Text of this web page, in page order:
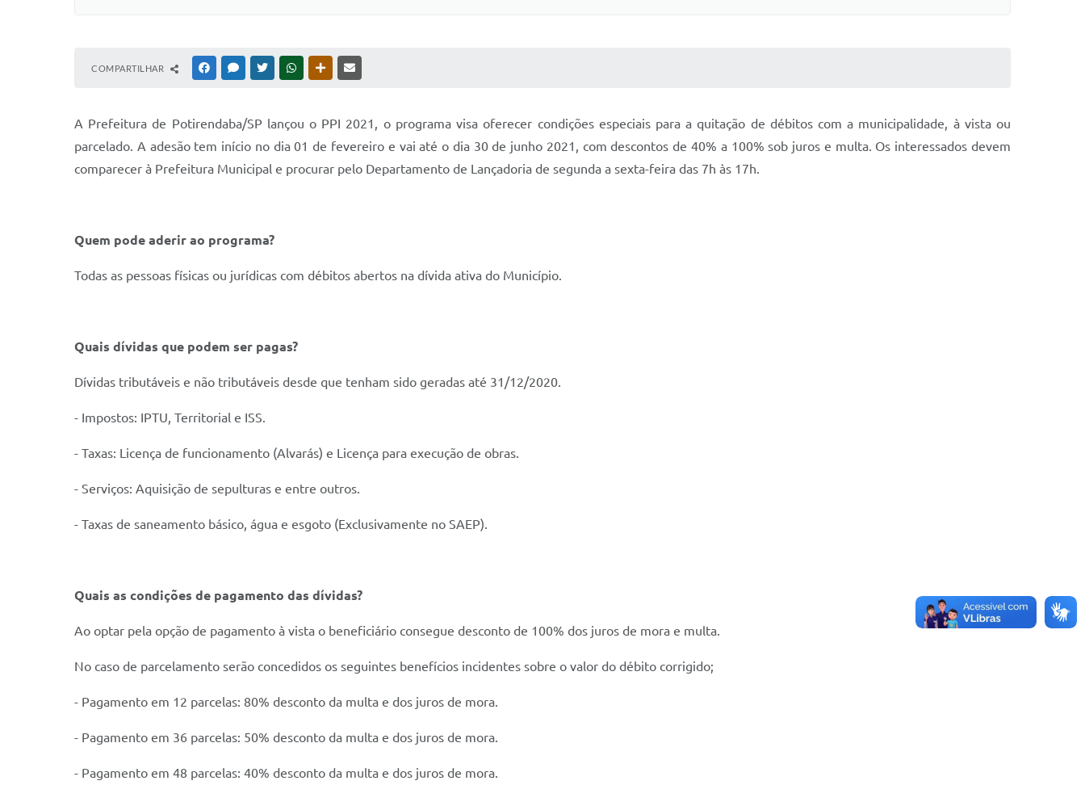
COMPARTILHAR FACEBOOKMESSENGER
TWITTERWHATSAPPOUTRAS MÍDIAS
A Prefeitura de Potirendaba/SP lançou o PPI 2021, o programa visa oferecer condições especiais para a quitação de débitos com a municipalidade, à vista ou
parcelado. A adesão tem início no dia 01 de fevereiro e vai até o dia 30 de junho 2021, com descontos de 40% a 100% sob juros e multa. Os interessados devem
comparecer à Prefeitura Municipal e procurar pelo Departamento de Lançadoria de segunda a sexta-feira das 7h às 17h.
Quem pode aderir ao programa?
Todas as pessoas físicas ou jurídicas com débitos abertos na dívida ativa do Município.
Quais dívidas que podem ser pagas?
Dívidas tributáveis e não tributáveis desde que tenham sido geradas até 31/12/2020.
- Impostos: IPTU, Territorial e ISS.
- Taxas: Licença de funcionamento (Alvarás) e Licença para execução de obras.
- Serviços: Aquisição de sepulturas e entre outros.
- Taxas de saneamento básico, água e esgoto (Exclusivamente no SAEP).
Quais as condições de pagamento das dívidas?
Ao optar pela opção de pagamento à vista o beneficiário consegue desconto de 100% dos juros de mora e multa.
No caso de parcelamento serão concedidos os seguintes benefícios incidentes sobre o valor do débito corrigido;
- Pagamento em 12 parcelas: 80% desconto da multa e dos juros de mora.
- Pagamento em 36 parcelas: 50% desconto da multa e dos juros de mora.
- Pagamento em 48 parcelas: 40% desconto da multa e dos juros de mora.